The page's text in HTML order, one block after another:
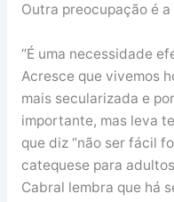
Outra preocupação é
“É uma necessidade
Acresce que vivemos
mais secularizada e
importante, mas leva
que diz “não ser fácil
catequese para
Cabral lembra que há